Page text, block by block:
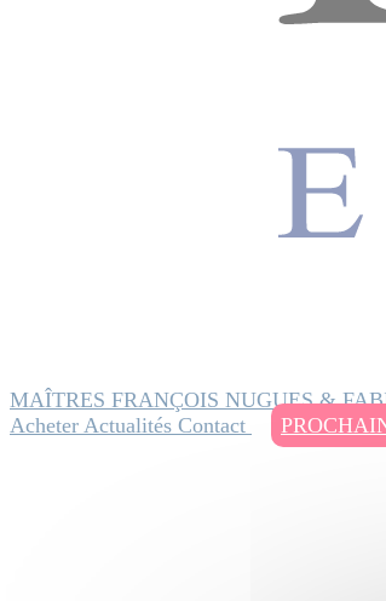
MAÎTRES FRANÇOIS NUGUES &
Acheter Actualités Contact